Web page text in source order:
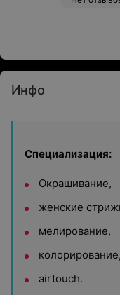
Инфо
Специализация:
Окрашивание,
женские
мелирование,
колорирование,
airtouch.